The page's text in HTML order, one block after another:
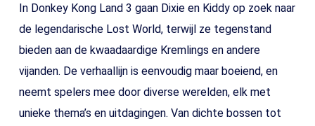
In Donkey Kong Land 3 gaan Dixie en Kiddy op zoek naar
de legendarische Lost World, terwijl ze tegenstand
bieden aan de kwaadaardige Kremlings en andere
vijanden. De verhaallijn is eenvoudig maar boeiend, en
neemt spelers mee door diverse werelden, elk met
unieke thema’s en uitdagingen. Van dichte bossen tot